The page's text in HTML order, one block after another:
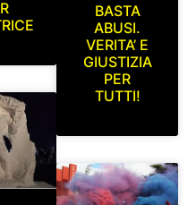
BASTA
ABUSI.
VERITA’ E
GIUSTIZIA
PER
TUTTI!